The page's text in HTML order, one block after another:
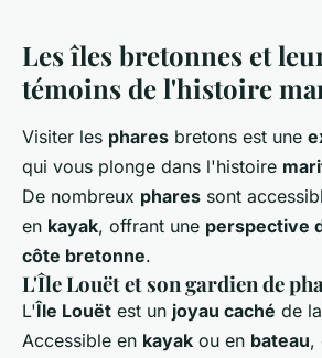
Les îles bretonnes et
témoins de l'histoire
Visiter les phares bretons est une
qui vous plonge dans l'histoire
De nombreux phares sont
en kayak, offrant une perspective
côte bretonne.
L'Île Louët et son gardien de
L'Île Louët est un joyau caché de la
Accessible en kayak ou en bateau,